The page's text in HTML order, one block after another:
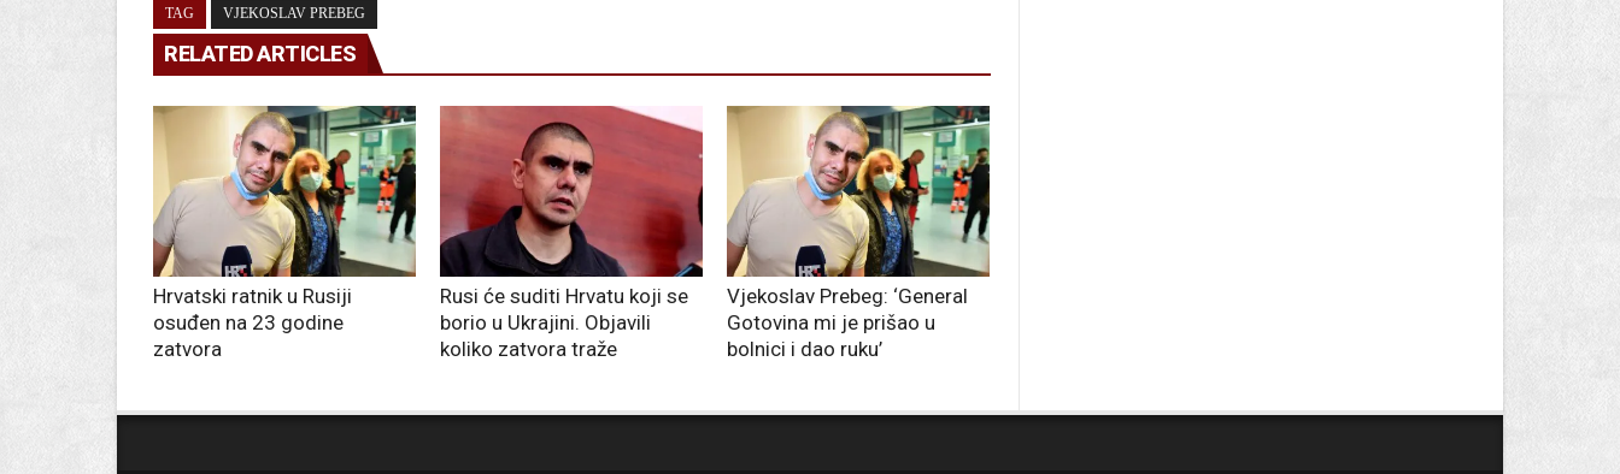
TAG VJEKOSLAV PREBEG
RELATED ARTICLES
Hrvatski ratnik u Rusiji
osuđen na 23 godine
zatvora
Rusi će suditi Hrvatu koji se
borio u Ukrajini. Objavili
koliko zatvora traže
Vjekoslav Prebeg: ‘General
Gotovina mi je prišao u
bolnici i dao ruku’